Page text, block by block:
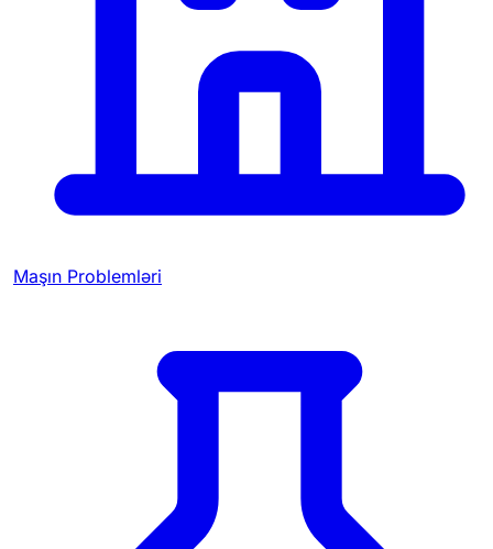
Maşın Problemləri